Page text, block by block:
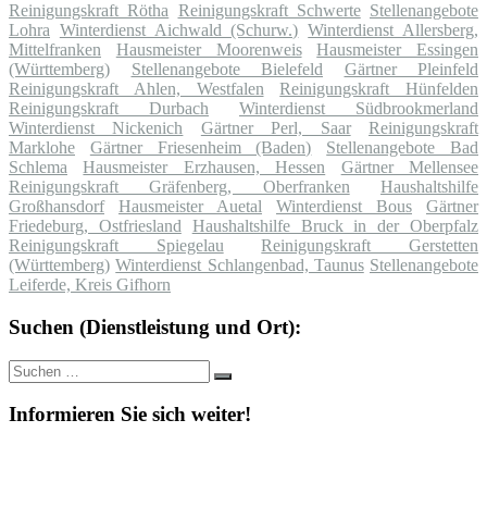
Reinigungskraft Rötha Reinigungskraft Schwerte Stellenangebote
Lohra Winterdienst Aichwald (Schurw.) Winterdienst Allersberg,
Mittelfranken
Hausmeister Moorenweis
Hausmeister Essingen
(Württemberg)
Stellenangebote Bielefeld
Gärtner Pleinfeld
Reinigungskraft Ahlen, Westfalen
Reinigungskraft Hünfelden
Reinigungskraft Durbach
Winterdienst Südbrookmerland
Winterdienst Nickenich
Gärtner Perl, Saar
Reinigungskraft
Marklohe
Gärtner Friesenheim (Baden)
Stellenangebote Bad
Schlema
Hausmeister Erzhausen, Hessen
Gärtner Mellensee
Reinigungskraft Gräfenberg, Oberfranken
Haushaltshilfe
Großhansdorf
Hausmeister Auetal Winterdienst Bous
Gärtner
Friedeburg, Ostfriesland
Haushaltshilfe Bruck in der Oberpfalz
Reinigungskraft Spiegelau
Reinigungskraft Gerstetten
(Württemberg) Winterdienst Schlangenbad, Taunus Stellenangebote
Leiferde, Kreis Gifhorn
Suchen (Dienstleistung und Ort):
Suche
nach:
Suchen
Informieren Sie sich weiter!